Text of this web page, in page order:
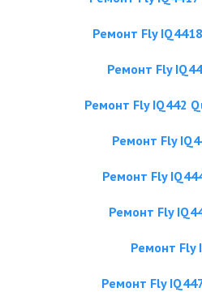
Ремонт Fly
Ремонт Fly
Ремонт Fly IQ442
Ремонт Fly
Ремонт Fly
Ремонт Fly
Ремонт Fly
Ремонт Fly